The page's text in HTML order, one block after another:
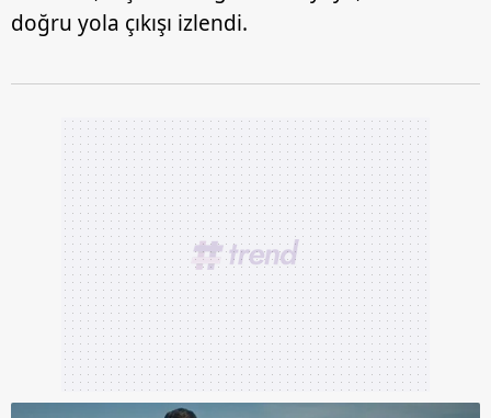
doğru yola çıkışı izlendi.